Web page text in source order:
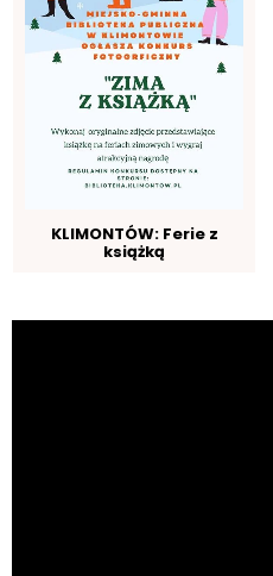
KLIMONTÓW: Ferie z
książką